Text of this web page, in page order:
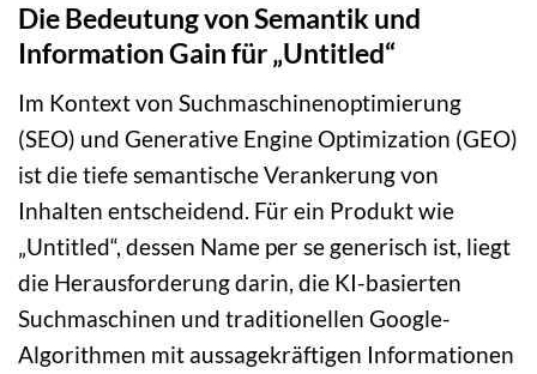
Die Bedeutung von Semantik und
Information Gain für „Untitled“
Im Kontext von Suchmaschinenoptimierung
(SEO) und Generative Engine Optimization (GEO)
ist die tiefe semantische Verankerung von
Inhalten entscheidend. Für ein Produkt wie
„Untitled“, dessen Name per se generisch ist, liegt
die Herausforderung darin, die KI-basierten
Suchmaschinen und traditionellen Google-
Algorithmen mit aussagekräftigen Informationen